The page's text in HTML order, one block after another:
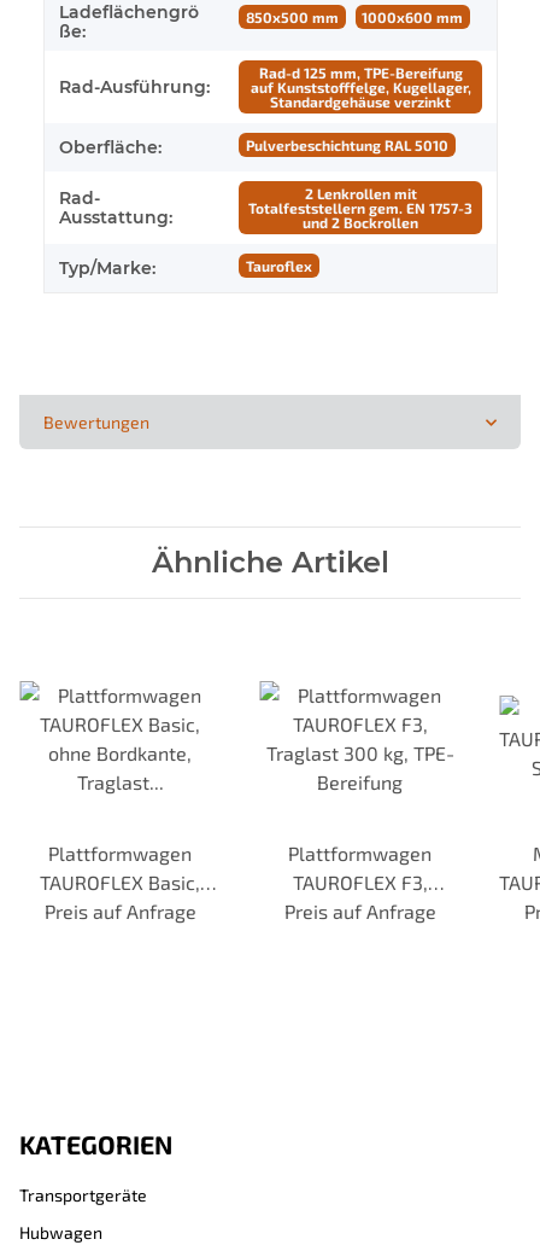
Ladeflächengrö
ße:
850x500 mm 1000x600 mm
Rad-Ausführung:
Rad-d 125 mm, TPE-Bereifung
auf Kunststofffelge, Kugellager,
Standardgehäuse verzinkt
Oberfläche: Pulverbeschichtung RAL 5010
Rad-
Ausstattung:
2 Lenkrollen mit
Totalfeststellern gem. EN 1757-3
und 2 Bockrollen
Typ/Marke: Tauroflex
Bewertungen
Ähnliche Artikel
Plattformwagen
TAUROFLEX Basic,
ohne Bordkante,
Preis auf Anfrage
Plattformwagen
TAUROFLEX F3,
Traglast 300 kg, TPE-
Preis auf Anfrage
KATEGORIEN
Transportgeräte
Hubwagen